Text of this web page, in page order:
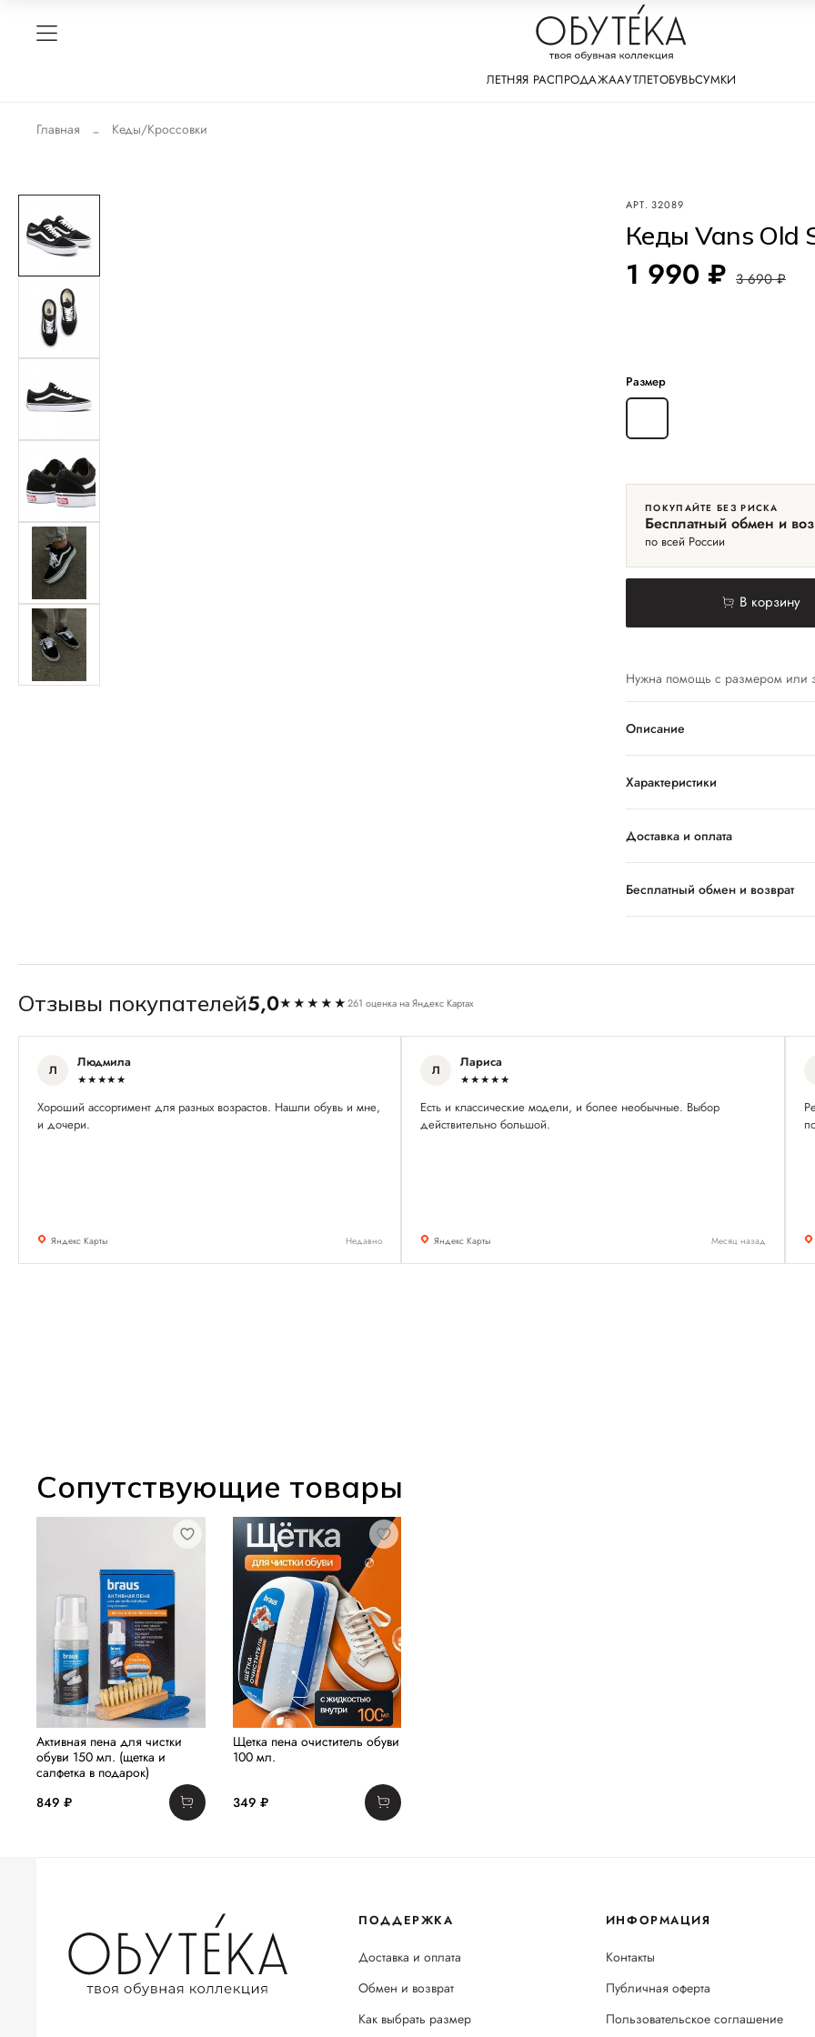
ЛЕТНЯЯ РАСПРОДАЖААУТЛЕТОБУВЬСУМКИ
Главная Кеды/Кроссовки
АРТ.32089
Кеды Vans Old
1 990 ₽ 3 690 ₽
Размер
ПОКУПАЙТЕ БЕЗ РИСКА
Бесплатный обмен и
по всей России
В корзину
Нужна помощь с размером или
Описание
Характеристики
Доставка и оплата
Бесплатный обмен и возврат
Отзывы покупателей5,0★★★★★261 оценка на Яндекс Картах
Л Людмила
★★★★★
Хороший ассортимент для разных возрастов. Нашли обувь и мне,
и дочери.
Яндекс Карты Недавно
Л Лариса
★★★★★
Есть и классические модели, и более необычные. Выбор
действительно большой.
Яндекс Карты Месяц назад
Сопутствующие товары
Активная пена для чистки
обуви 150 мл. (щетка и
салфетка в подарок)
849 ₽
Щетка пена очиститель обуви
100 мл.
349 ₽
ПОДДЕРЖКА
Доставка и оплата
Обмен и возврат
Как выбрать размер
ИНФОРМАЦИЯ
Контакты
Публичная оферта
Пользовательское соглашение